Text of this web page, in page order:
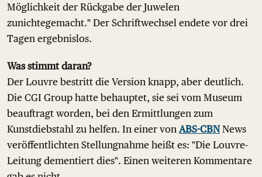
Möglichkeit der Rückgabe der Juwelen
zunichtegemacht." Der Schriftwechsel endete vor drei
Tagen ergebnislos.
Was stimmt daran?
Der Louvre bestritt die Version knapp, aber deutlich.
Die CGI Group hatte behauptet, sie sei vom Museum
beauftragt worden, bei den Ermittlungen zum
Kunstdiebstahl zu helfen. In einer von ABS-CBNNews
veröffentlichten Stellungnahme heißt es: "Die Louvre-
Leitung dementiert dies". Einen weiteren Kommentare